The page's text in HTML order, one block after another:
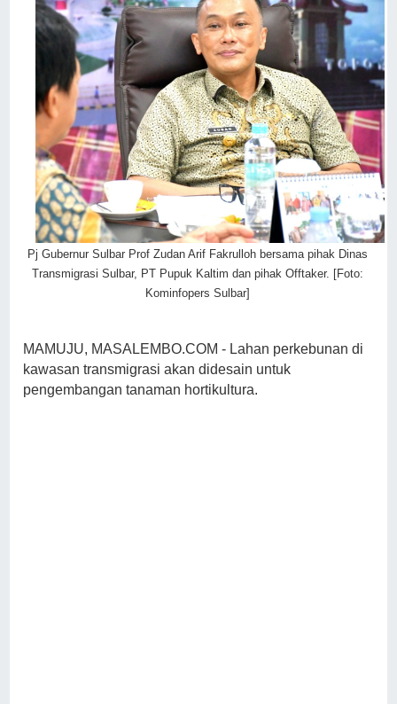
Pj Gubernur Sulbar Prof Zudan Arif Fakrulloh bersama pihak Dinas
Transmigrasi Sulbar, PT Pupuk Kaltim dan pihak Offtaker. [Foto:
Kominfopers Sulbar]
MAMUJU, MASALEMBO.COM - Lahan perkebunan di
kawasan transmigrasi akan didesain untuk
pengembangan tanaman hortikultura.